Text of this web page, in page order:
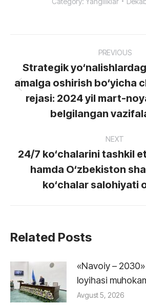
navigation
PREVIOUS
post:
Strategik
amalga oshirish bo‘yicha
rejasi: 2024 yil mart-
belgilangan
NEXT
Next
post:
24/7 ko‘chalarini tashkil
hamda O‘zbekiston
ko‘chalar salohiyati
Related Posts
«Navoiy –
loyihasi
Avgust 5, 2026